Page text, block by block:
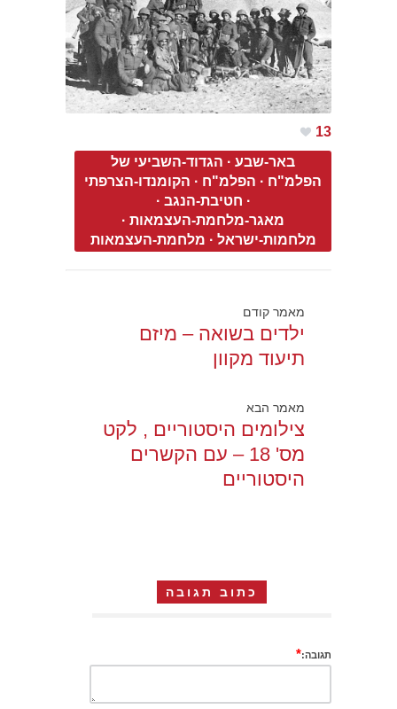
13
באר-שבע · הגדוד-השביעי של
הפלמ"ח · הפלמ"ח · הקומנדו-הצרפתי
· חטיבת-הנגב ·
מאגר-מלחמת-העצמאות ·
מלחמות-ישראל · מלחמת-העצמאות
מאמר קודם
ילדים בשואה – מיזם
תיעוד מקוון
מאמר הבא
צילומים היסטוריים , לקט
מס' 18 – עם הקשרים
היסטוריים
כתוב תגובה
תגובה:*